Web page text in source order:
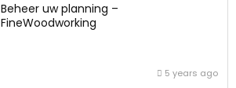
Beheer uw planning –
FineWoodworking
5 years ago